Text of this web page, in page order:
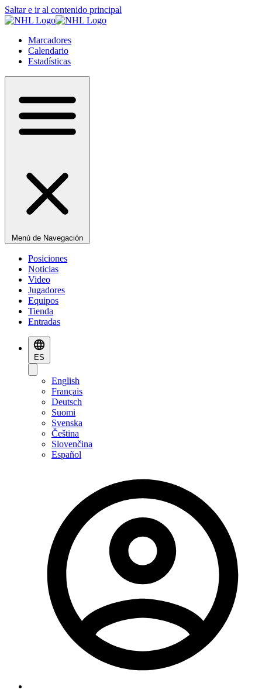
Saltar e ir al contenido principal
Marcadores
Calendario
Estadísticas
Menú de Navegación
Posiciones
Noticias
Video
Jugadores
Equipos
Tienda
Entradas
ES
English
Français
Deutsch
Suomi
Svenska
Čeština
Slovenčina
Español